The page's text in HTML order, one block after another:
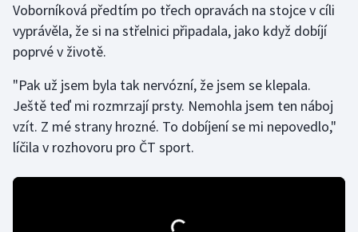
Krasobruslení
Lyže a snowboard
Moderní pětiboj
Voborníková předtím po třech opravách na stojce v cíli
vyprávěla, že si na střelnici připadala, jako když dobíjí
poprvé v životě.
"Pak už jsem byla tak nervózní, že jsem se klepala.
Ještě teď mi rozmrzají prsty. Nemohla jsem ten náboj
vzít. Z mé strany hrozné. To dobíjení se mi nepovedlo,"
líčila v rozhovoru pro ČT sport.